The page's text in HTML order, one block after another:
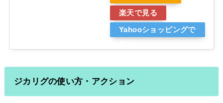
楽天で見る
Yahooショッピングで
ジカリグの使い方・アクション